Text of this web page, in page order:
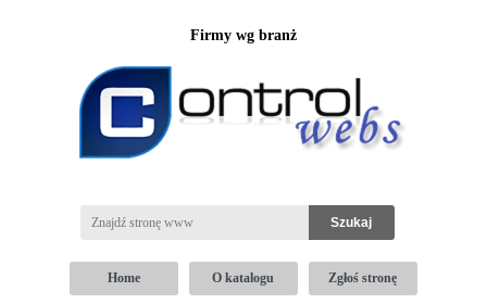
Firmy wg branż
Home O katalogu Zgłoś stronę